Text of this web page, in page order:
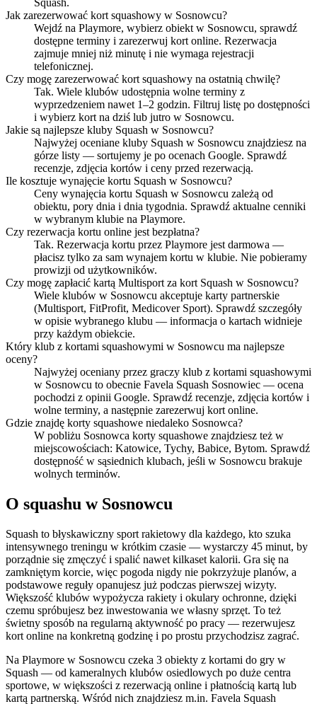
Squash.
Jak zarezerwować kort squashowy w Sosnowcu?
Wejdź na Playmore, wybierz obiekt w Sosnowcu, sprawdź
dostępne terminy i zarezerwuj kort online. Rezerwacja
zajmuje mniej niż minutę i nie wymaga rejestracji
telefonicznej.
Czy mogę zarezerwować kort squashowy na ostatnią chwilę?
Tak. Wiele klubów udostępnia wolne terminy z
wyprzedzeniem nawet 1–2 godzin. Filtruj listę po dostępności
i wybierz kort na dziś lub jutro w Sosnowcu.
Jakie są najlepsze kluby Squash w Sosnowcu?
Najwyżej oceniane kluby Squash w Sosnowcu znajdziesz na
górze listy — sortujemy je po ocenach Google. Sprawdź
recenzje, zdjęcia kortów i ceny przed rezerwacją.
Ile kosztuje wynajęcie kortu Squash w Sosnowcu?
Ceny wynajęcia kortu Squash w Sosnowcu zależą od
obiektu, pory dnia i dnia tygodnia. Sprawdź aktualne cenniki
w wybranym klubie na Playmore.
Czy rezerwacja kortu online jest bezpłatna?
Tak. Rezerwacja kortu przez Playmore jest darmowa —
płacisz tylko za sam wynajem kortu w klubie. Nie pobieramy
prowizji od użytkowników.
Czy mogę zapłacić kartą Multisport za kort Squash w Sosnowcu?
Wiele klubów w Sosnowcu akceptuje karty partnerskie
(Multisport, FitProfit, Medicover Sport). Sprawdź szczegóły
w opisie wybranego klubu — informacja o kartach widnieje
przy każdym obiekcie.
Który klub z kortami squashowymi w Sosnowcu ma najlepsze
oceny?
Najwyżej oceniany przez graczy klub z kortami squashowymi
w Sosnowcu to obecnie Favela Squash Sosnowiec — ocena
pochodzi z opinii Google. Sprawdź recenzje, zdjęcia kortów i
wolne terminy, a następnie zarezerwuj kort online.
Gdzie znajdę korty squashowe niedaleko Sosnowca?
W pobliżu Sosnowca korty squashowe znajdziesz też w
miejscowościach: Katowice, Tychy, Babice, Bytom. Sprawdź
dostępność w sąsiednich klubach, jeśli w Sosnowcu brakuje
wolnych terminów.
O squashu w Sosnowcu
Squash to błyskawiczny sport rakietowy dla każdego, kto szuka
intensywnego treningu w krótkim czasie — wystarczy 45 minut, by
porządnie się zmęczyć i spalić nawet kilkaset kalorii. Gra się na
zamkniętym korcie, więc pogoda nigdy nie pokrzyżuje planów, a
podstawowe reguły opanujesz już podczas pierwszej wizyty.
Większość klubów wypożycza rakiety i okulary ochronne, dzięki
czemu spróbujesz bez inwestowania we własny sprzęt. To też
świetny sposób na regularną aktywność po pracy — rezerwujesz
kort online na konkretną godzinę i po prostu przychodzisz zagrać.
Na Playmore w Sosnowcu czeka 3 obiekty z kortami do gry w
Squash — od kameralnych klubów osiedlowych po duże centra
sportowe, w większości z rezerwacją online i płatnością kartą lub
kartą partnerską. Wśród nich znajdziesz m.in. Favela Squash